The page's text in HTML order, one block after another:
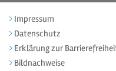
Impressum
Datenschutz
Erklärung zur
Bildnachweise